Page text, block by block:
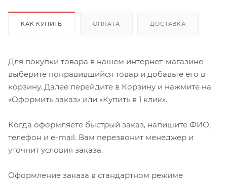
КАК КУПИТЬ ОПЛАТА ДОСТАВКА
Для покупки товара в нашем интернет-магазине
выберите понравившийся товар и добавьте его в
корзину. Далее перейдите в Корзину и нажмите на
«Оформить заказ» или «Купить в 1 клик».
Когда оформляете быстрый заказ, напишите ФИО,
телефон и e-mail. Вам перезвонит менеджер и
уточнит условия заказа.
Оформление заказа в стандартном режиме